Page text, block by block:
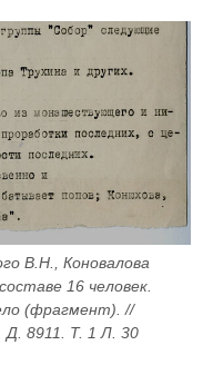
В.Н., Коновалова
16 человек.
(фрагмент). //
8911. Т. 1 Л. 30